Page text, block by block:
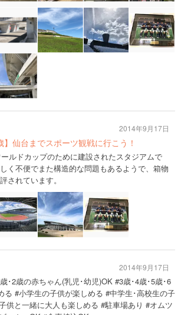
】仙台までスポーツ観戦に行こう！
ルドカップのために建設されたスタジアムで
く不便でまた構造的な問題もあるようで、箱物
されています。
2014年9月17日
･2歳の赤ちゃん(乳児･幼児)OK #3歳･4歳･5歳･6
る #小学生の子供が楽しめる #中学生･高校生の子
供と一緒に大人も楽しめる #駐車場あり #オムツ
2014年9月17日